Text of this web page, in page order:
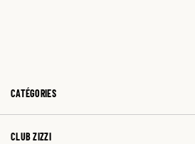
CATÉGORIES
CLUB ZIZZI